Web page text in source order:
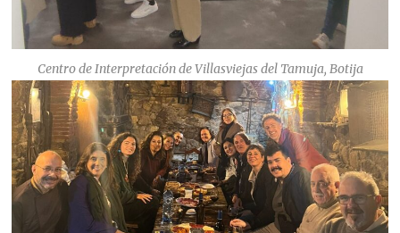
Centro de Interpretación de Villasviejas del Tamuja, Botija